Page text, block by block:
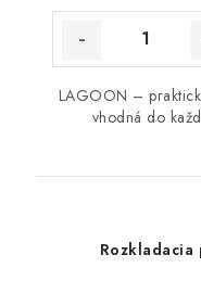
LAGOON –
vhodná do
Rozkladacia